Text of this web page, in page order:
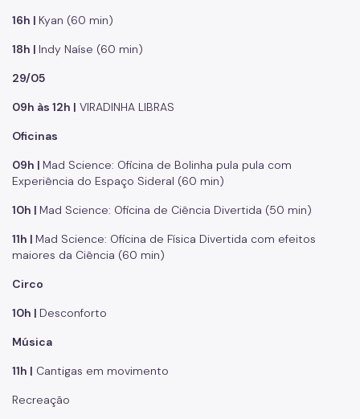
16h | Kyan (60 min)
18h | Indy Naíse (60 min)
29/05
09h às 12h | VIRADINHA LIBRAS
Oficinas
09h | Mad Science: Oficina de Bolinha pula pula com
Experiência do Espaço Sideral (60 min)
10h | Mad Science: Oficina de Ciência Divertida (50 min)
11h | Mad Science: Oficina de Física Divertida com efeitos
maiores da Ciência (60 min)
Circo
10h | Desconforto
Música
11h | Cantigas em movimento
Recreação